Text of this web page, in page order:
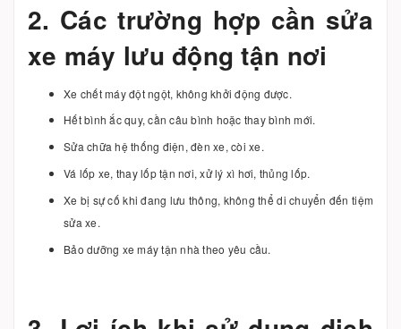
2. Các trường hợp cần sửa
xe máy lưu động tận nơi
Xe chết máy đột ngột, không khởi động được.
Hết bình ắc quy, cần câu bình hoặc thay bình mới.
Sửa chữa hệ thống điện, đèn xe, còi xe.
Vá lốp xe, thay lốp tận nơi, xử lý xì hơi, thủng lốp.
Xe bị sự cố khi đang lưu thông, không thể di chuyển đến tiệm
sửa xe.
Bảo dưỡng xe máy tận nhà theo yêu cầu.